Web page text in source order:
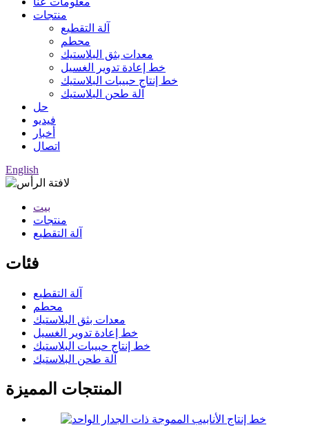
منتجات
آلة التقطيع
محطم
معدات بثق البلاستيك
خط إعادة تدوير الغسيل
خط إنتاج حبيبات البلاستيك
آلة طحن البلاستيك
حل
فيديو
أخبار
اتصال
English
بيت
منتجات
آلة التقطيع
فئات
آلة التقطيع
محطم
معدات بثق البلاستيك
خط إعادة تدوير الغسيل
خط إنتاج حبيبات البلاستيك
آلة طحن البلاستيك
المنتجات المميزة